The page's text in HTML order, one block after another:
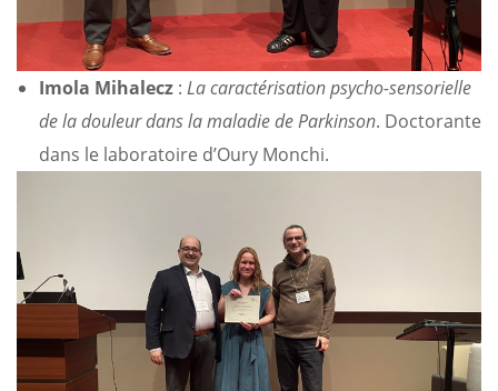
Imola Mihalecz : La caractérisation psycho-sensorielle
de la douleur dans la maladie de Parkinson. Doctorante
dans le laboratoire d’Oury Monchi.